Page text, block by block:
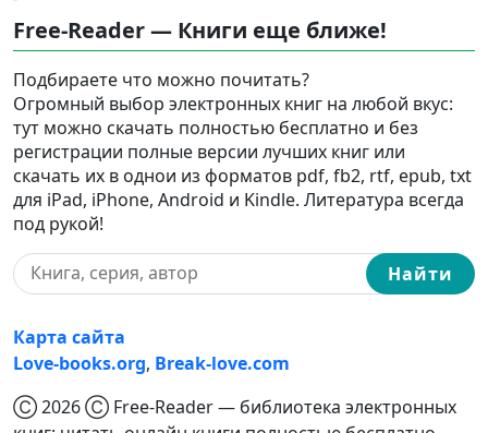
Free-Reader — Книги еще ближе!
Подбираете что можно почитать?
Огромный выбор электронных книг на любой вкус:
тут можно скачать полностью бесплатно и без
регистрации полные версии лучших книг или
скачать их в однои из форматов pdf, fb2, rtf, epub, txt
для iPad, iPhone, Android и Kindle. Литература всегда
под рукой!
Найти
Карта сайта
Love-books.org, Break-love.com
Ⓒ 2026 Ⓒ Free-Reader — библиотека электронных